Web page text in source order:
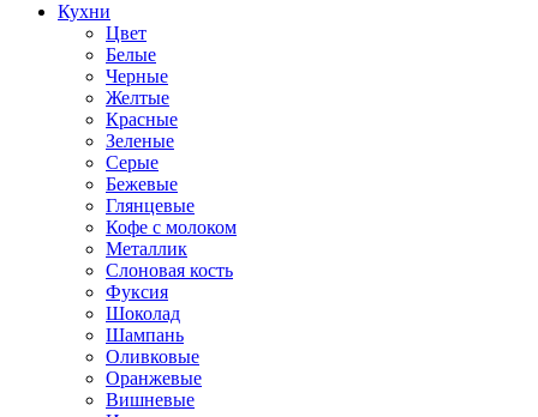
Кухни
Цвет
Белые
Черные
Желтые
Красные
Зеленые
Серые
Бежевые
Глянцевые
Кофе с молоком
Металлик
Слоновая кость
Фуксия
Шоколад
Шампань
Оливковые
Оранжевые
Вишневые